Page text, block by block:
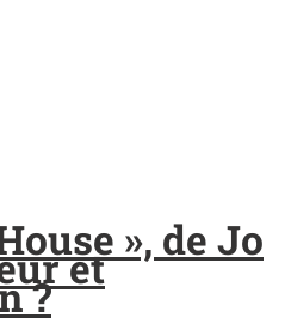
», de Jo
et
?